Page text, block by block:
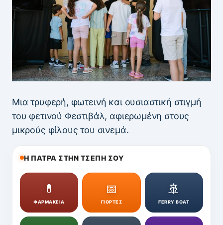
Μια τρυφερή, φωτεινή και ουσιαστική στιγμή
του φετινού Φεστιβάλ, αφιερωμένη στους
μικρούς φίλους του σινεμά.
Η ΠΑΤΡΑ ΣΤΗΝ ΤΣΕΠΗ ΣΟΥ
💊
ΦΑΡΜΑΚΕΙΑ
📅
ΓΙΟΡΤΕΣ
🚢
FERRY BOAT